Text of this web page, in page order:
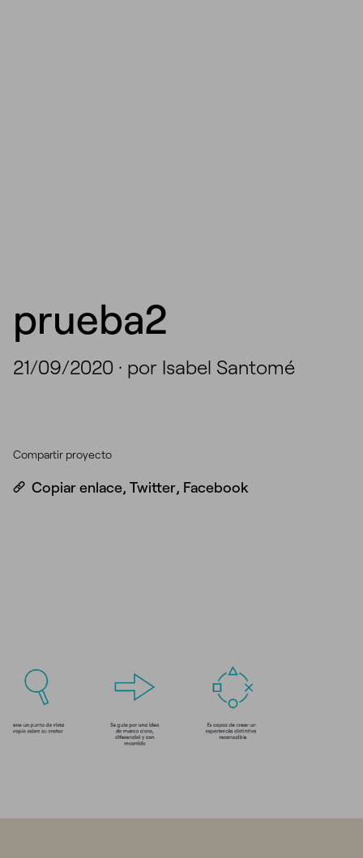
prueba2
21/09/2020 · por Isabel Santomé
Compartir proyecto
Copiar enlace, Twitter, Facebook